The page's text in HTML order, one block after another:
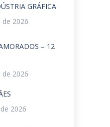
GRÁFICA
2026
– 12
2026
2026